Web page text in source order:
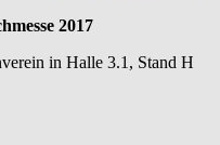
2017
in Halle 3.1, Stand H